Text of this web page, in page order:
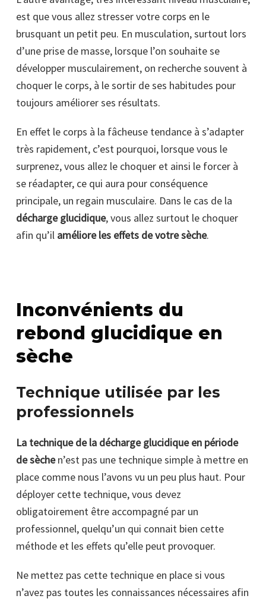
est que vous allez stresser votre corps en le
brusquant un petit peu. En musculation, surtout lors
d’une prise de masse, lorsque l’on souhaite se
développer musculairement, on recherche souvent à
choquer le corps, à le sortir de ses habitudes pour
toujours améliorer ses résultats.
En effet le corps à la fâcheuse tendance à s’adapter
très rapidement, c’est pourquoi, lorsque vous le
surprenez, vous allez le choquer et ainsi le forcer à
se réadapter, ce qui aura pour conséquence
principale, un regain musculaire. Dans le cas de la
décharge glucidique, vous allez surtout le choquer
afin qu’il améliore les effets de votre sèche.
Inconvénients du
rebond glucidique en
sèche
Technique utilisée par les
professionnels
La technique de la décharge glucidique en période
de sèchen’est pas une technique simple à mettre en
place comme nous l’avons vu un peu plus haut. Pour
déployer cette technique, vous devez
obligatoirement être accompagné par un
professionnel, quelqu’un qui connait bien cette
méthode et les effets qu’elle peut provoquer.
Ne mettez pas cette technique en place si vous
n’avez pas toutes les connaissances nécessaires afin